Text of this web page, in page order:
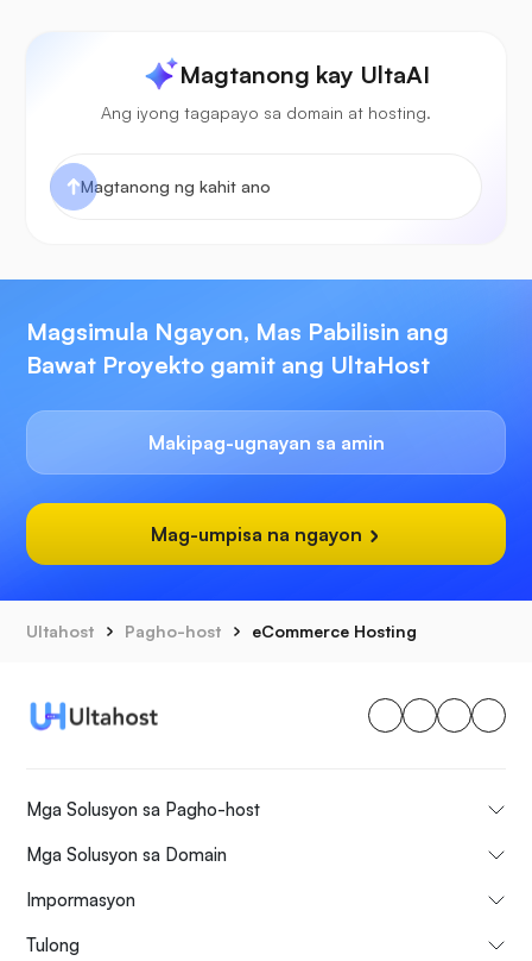
Magtanong kay UltaAI
Ang iyong tagapayo sa domain at hosting.
Magsimula Ngayon, Mas Pabilisin ang
Bawat Proyekto gamit ang UltaHost
Makipag-ugnayan sa amin
Mag-umpisa na ngayon
Ultahost Pagho-host eCommerce Hosting
Mga Solusyon sa Pagho-host
Mga Solusyon sa Domain
Impormasyon
Tulong